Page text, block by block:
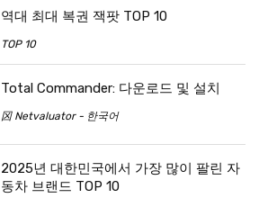
역대 최대 복권 잭팟 TOP 10
TOP 10
Total Commander: 다운로드 및 설치
龱 Netvaluator - 한국어
2025년 대한민국에서 가장 많이 팔린 자
동차 브랜드 TOP 10